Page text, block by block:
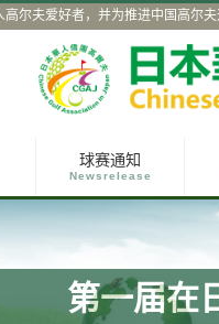
尔夫爱好者，并为推进中国高尔
球赛通知
Newsrelease
第一届在